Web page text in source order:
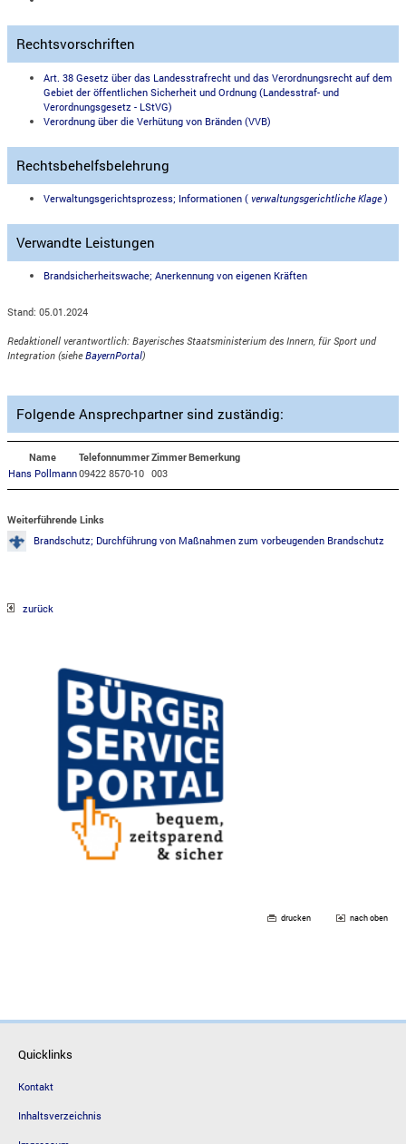
Rechtsvorschriften
Art. 38 Gesetz über das Landesstrafrecht und das Verordnungsrecht auf dem
Gebiet der öffentlichen Sicherheit und Ordnung (Landesstraf- und
Verordnungsgesetz - LStVG)
Verordnung über die Verhütung von Bränden (VVB)
Rechtsbehelfsbelehrung
Verwaltungsgerichtsprozess; Informationen (verwaltungsgerichtliche Klage)
Verwandte Leistungen
Brandsicherheitswache; Anerkennung von eigenen Kräften
Stand: 05.01.2024
Redaktionell verantwortlich: Bayerisches Staatsministerium des Innern, für Sport und
Integration (sieheBayernPortal)
Folgende Ansprechpartner sind zuständig:
Name TelefonnummerZimmerBemerkung
Hans Pollmann09422 8570-10 003
Weiterführende Links
Brandschutz; Durchführung von Maßnahmen zum vorbeugenden Brandschutz
zurück
drucken nach oben
Quicklinks
Kontakt
Inhaltsverzeichnis